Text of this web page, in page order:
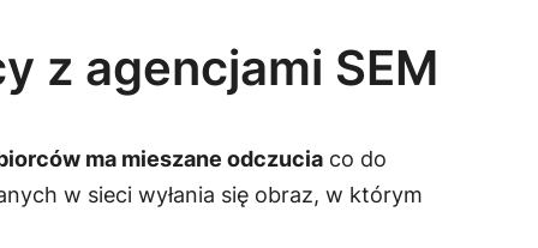
z agencjami SEM
ma mieszane odczuciaco do
w sieci wyłania się obraz, w którym